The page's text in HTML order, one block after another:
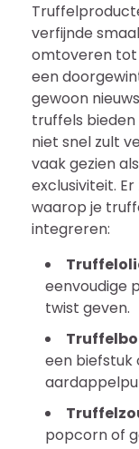
verfijnde
omtoveren tot
een
gewoon
truffels bieden
niet snel zult
vaak gezien
exclusiviteit.
waarop je
integreren:
eenvoudige
twist geven.
een biefstuk
popcorn of